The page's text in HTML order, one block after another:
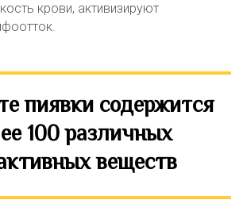
крови, активизируют
пиявки содержится
100 различных
веществ